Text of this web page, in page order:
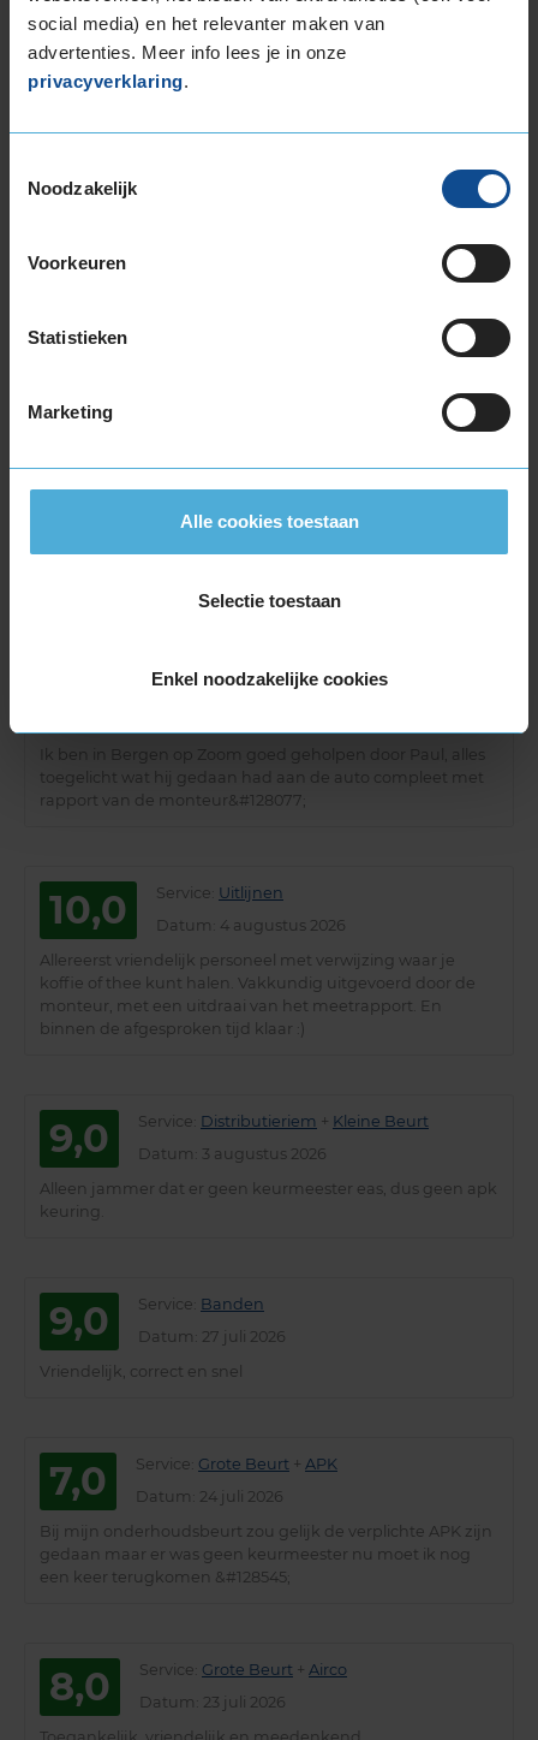
social media) en het relevanter maken van
advertenties. Meer info lees je in onze
privacyverklaring.
Noodzakelijk
Voorkeuren
Statistieken
Marketing
Alle cookies toestaan
Selectie toestaan
Enkel noodzakelijke cookies
Klantbeoordelingen
Onderstaand tref je de meest recente
beoordelingen, met een maximale score van 10.
Gemiddelde klantbeoordeling
Op basis van 953 reviews
10,0 Service:Kleine Beurt
Datum: 5 augustus 2026
Service: Merkbeurt
Ik ben in Bergen op Zoom goed geholpen door Paul, alles
toegelicht wat hij gedaan had aan de auto compleet met
rapport van de monteur&#128077;
10,0 Service Uitlijnen
Datum : 4 augustus 2026
Allereerst vriendelijk personeel met verwijzing waar je
koffie of thee kunt halen. Vakkundig uitgevoerd door de
monteur, met een uitdraai van het meetrapport. En
binnen de afgesproken tijd klaar :)
9,0 Service Distributieriem + Kleine Beurt
Datum : 3 augustus 2026
Alleen jammer dat er geen keurmeester eas, dus geen apk
keuring.
9,0 Service Banden
Datum : 27 juli 2026
Vriendelijk, correct en snel
7,0 Service Grote Beurt + APK
Datum : 24 juli 2026
Bij mijn onderhoudsbeurt zou gelijk de verplichte APK zijn
gedaan maar er was geen keurmeester nu moet ik nog
een keer terugkomen &#128545;
8,0 Service Grote Beurt + Airco
Datum : 23 juli 2026